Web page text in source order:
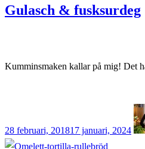
Gulasch & fusksurdeg
Kumminsmaken kallar på mig! Det
28 februari, 201817 januari, 2024